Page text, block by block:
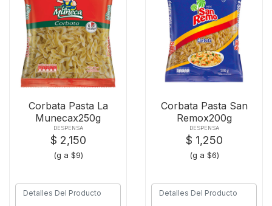
Corbata Pasta La
Munecax250g
DESPENSA
$ 2,150
(g a $9)
Corbata Pasta San
Remox200g
DESPENSA
$ 1,250
(g a $6)